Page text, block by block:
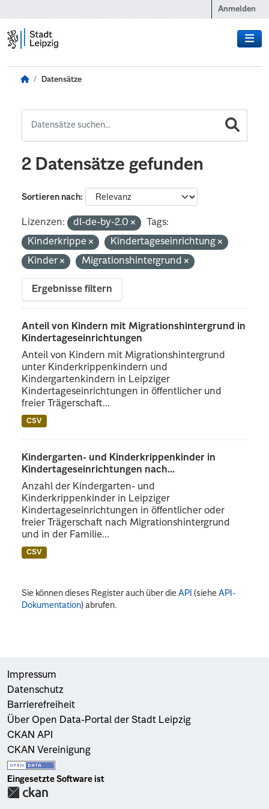
Anmelden
Datensätze
2 Datensätze gefunden
Sortieren nach
Lizenzen: dl-de-by-2.0
Tags:
Kinderkrippe
Kindertageseinrichtung
Kinder
Migrationshintergrund
Ergebnisse filtern
Anteil von Kindern mit Migrationshintergrund in
Kindertageseinrichtungen
Anteil von Kindern mit Migrationshintergrund
unter Kinderkrippenkindern und
Kindergartenkindern in Leipziger
Kindertageseinrichtungen in öffentlicher und
freier Trägerschaft...
CSV
Kindergarten- und Kinderkrippenkinder in
Kindertageseinrichtungen nach...
Anzahl der Kindergarten- und
Kinderkrippenkinder in Leipziger
Kindertageseinrichtungen in öffentlicher oder
freier Trägerschaft nach Migrationshintergrund
und in der Familie...
CSV
Sie können dieses Register auch über dieAPI (sieheAPI-
Dokumentation) abrufen.
Impressum
Datenschutz
Barrierefreiheit
Über Open Data-Portal der Stadt Leipzig
CKAN API
CKAN Vereinigung
Eingesetzte Software ist